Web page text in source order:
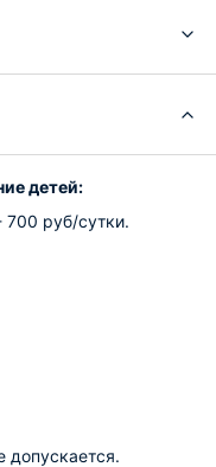
детей:
700 руб/сутки.